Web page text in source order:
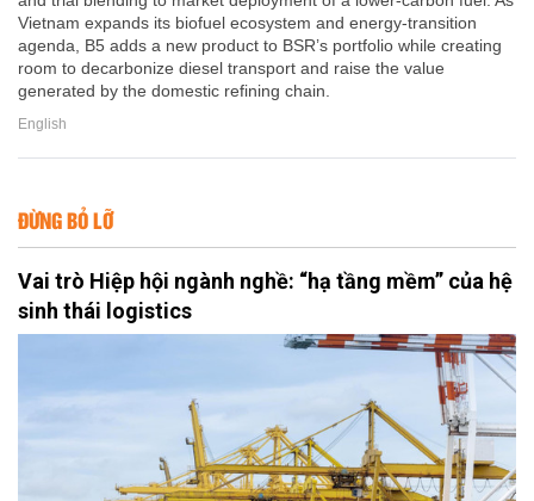
Vietnam expands its biofuel ecosystem and energy-transition
agenda, B5 adds a new product to BSR’s portfolio while creating
room to decarbonize diesel transport and raise the value
generated by the domestic refining chain.
English
ĐỪNG BỎ LỠ
Vai trò Hiệp hội ngành nghề: “hạ tầng mềm” của hệ
sinh thái logistics